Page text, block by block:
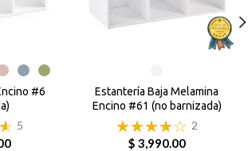
#6
5
Estantería Baja Melamina
Encino #61 (no barnizada)
2
$ 3,990.00